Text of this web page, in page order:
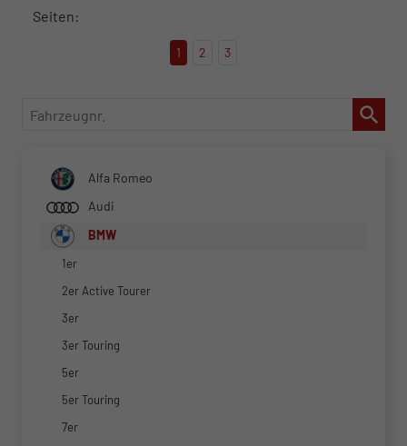
Seiten:
1 2 3
Fahrzeugnr.
Alfa Romeo
Audi
BMW
1er
2er Active Tourer
3er
3er Touring
5er
5er Touring
7er